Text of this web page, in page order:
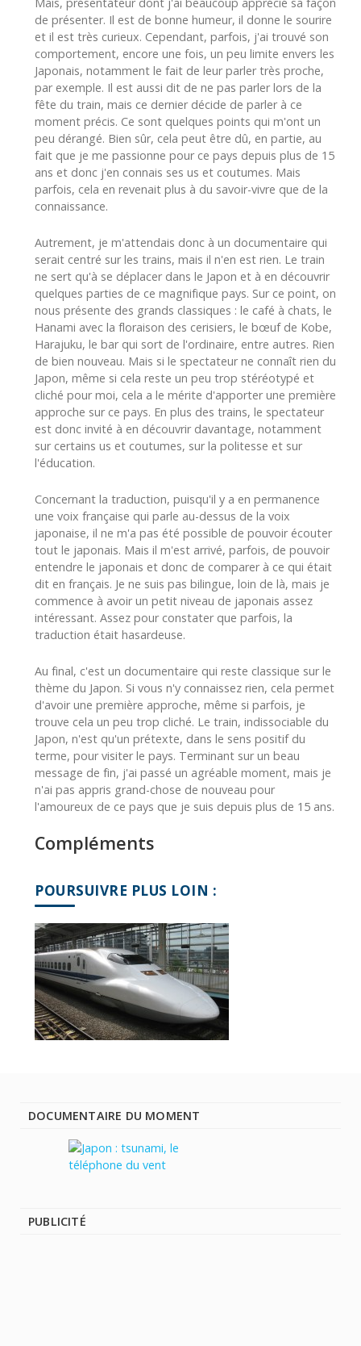
Mais, présentateur dont j'ai beaucoup apprécié sa façon
de présenter. Il est de bonne humeur, il donne le sourire
et il est très curieux. Cependant, parfois, j'ai trouvé son
comportement, encore une fois, un peu limite envers les
Japonais, notamment le fait de leur parler très proche,
par exemple. Il est aussi dit de ne pas parler lors de la
fête du train, mais ce dernier décide de parler à ce
moment précis. Ce sont quelques points qui m'ont un
peu dérangé. Bien sûr, cela peut être dû, en partie, au
fait que je me passionne pour ce pays depuis plus de 15
ans et donc j'en connais ses us et coutumes. Mais
parfois, cela en revenait plus à du savoir-vivre que de la
connaissance.
Autrement, je m'attendais donc à un documentaire qui
serait centré sur les trains, mais il n'en est rien. Le train
ne sert qu'à se déplacer dans le Japon et à en découvrir
quelques parties de ce magnifique pays. Sur ce point, on
nous présente des grands classiques : le café à chats, le
Hanami avec la floraison des cerisiers, le bœuf de Kobe,
Harajuku, le bar qui sort de l'ordinaire, entre autres. Rien
de bien nouveau. Mais si le spectateur ne connaît rien du
Japon, même si cela reste un peu trop stéréotypé et
cliché pour moi, cela a le mérite d'apporter une première
approche sur ce pays. En plus des trains, le spectateur
est donc invité à en découvrir davantage, notamment
sur certains us et coutumes, sur la politesse et sur
l'éducation.
Concernant la traduction, puisqu'il y a en permanence
une voix française qui parle au-dessus de la voix
japonaise, il ne m'a pas été possible de pouvoir écouter
tout le japonais. Mais il m'est arrivé, parfois, de pouvoir
entendre le japonais et donc de comparer à ce qui était
dit en français. Je ne suis pas bilingue, loin de là, mais je
commence à avoir un petit niveau de japonais assez
intéressant. Assez pour constater que parfois, la
traduction était hasardeuse.
Au final, c'est un documentaire qui reste classique sur le
thème du Japon. Si vous n'y connaissez rien, cela permet
d'avoir une première approche, même si parfois, je
trouve cela un peu trop cliché. Le train, indissociable du
Japon, n'est qu'un prétexte, dans le sens positif du
terme, pour visiter le pays. Terminant sur un beau
message de fin, j'ai passé un agréable moment, mais je
n'ai pas appris grand-chose de nouveau pour
l'amoureux de ce pays que je suis depuis plus de 15 ans.
Compléments
POURSUIVRE PLUS LOIN :
DOCUMENTAIRE DU MOMENT
PUBLICITÉ